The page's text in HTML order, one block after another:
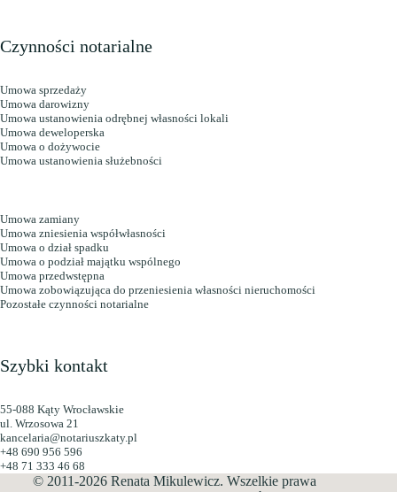
Czynności notarialne
Umowa sprzedaży
Umowa darowizny
Umowa ustanowienia odrębnej własności lokali
Umowa deweloperska
Umowa o dożywocie
Umowa ustanowienia służebności
Umowa zamiany
Umowa zniesienia współwłasności
Umowa o dział spadku
Umowa o podział majątku wspólnego
Umowa przedwstępna
Umowa zobowiązująca do przeniesienia własności nieruchomości
Pozostałe czynności notarialne
Szybki kontakt
55-088 Kąty Wrocławskie
ul. Wrzosowa 21
kancelaria@notariuszkaty.pl
+48 690 956 596
+48 71 333 46 68
© 2011-2026 Renata Mikulewicz. Wszelkie prawa